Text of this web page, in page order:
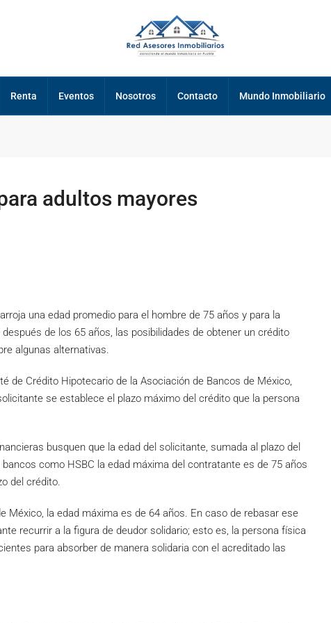
Renta Eventos Nosotros Contacto Mundo Inmobiliario
adultos mayores
una edad promedio para el hombre de 75 años y para la
de los 65 años, las posibilidades de obtener un crédito
algunas alternativas.
de Crédito Hipotecario de la Asociación de Bancos de México,
se establece el plazo máximo del crédito que la persona
busquen que la edad del solicitante, sumada al plazo del
como HSBC la edad máxima del contratante es de 75 años
del crédito.
México, la edad máxima es de 64 años. En caso de rebasar ese
recurrir a la figura de deudor solidario; esto es, la persona física
para absorber de manera solidaria con el acreditado las